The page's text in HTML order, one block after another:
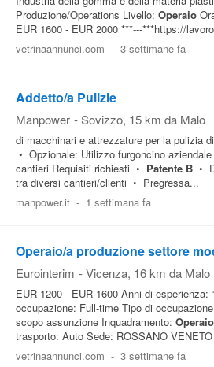
Produzione/Operations Livello: Operaio
EUR 1600 - EUR 2000 ***---***https://
vetrinaannunci.com - 3 settimane fa
Addetto/a Pulizie
Manpower - Sovizzo, 15 km da Malo
di macchinari e attrezzature per la pulizia
• Opzionale: Utilizzo furgoncino
cantieri Requisiti richiesti • Patente B •
tra diversi cantieri/clienti • Pregressa...
manpower.it - 1 settimana fa
Operaio/a produzione settore
Eurointerim - Vicenza, 16 km da Malo
EUR 1200 - EUR 1600 Anni di esperienza:
occupazione: Full-time Tipo di
scopo assunzione Inquadramento: Operaio
trasporto: Auto Sede: ROSSANO
vetrinaannunci.com - 3 settimane fa